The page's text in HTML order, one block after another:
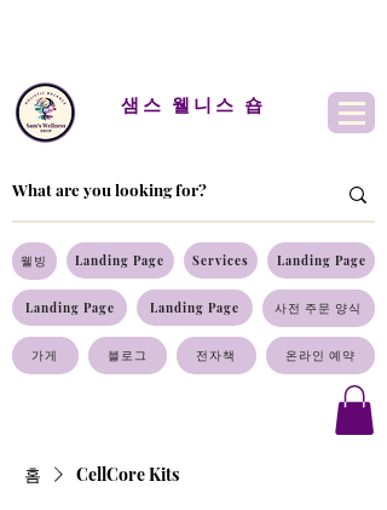
샘스 웰니스 숍
웰빙 Landing Page Services Landing Page
Landing Page Landing Page 사전 주문 양식
가게 블로그 전자책 온라인 예약
홈 CellCore Kits